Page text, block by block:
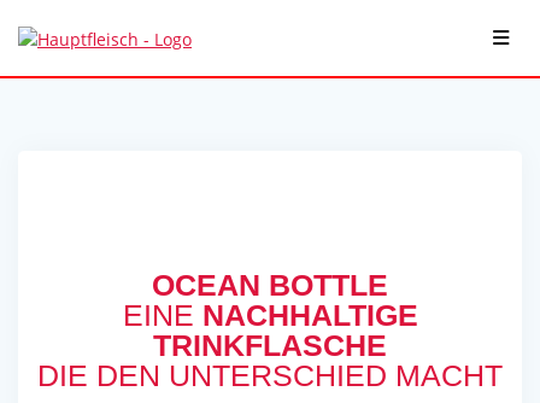
OCEAN BOTTLE
EINE NACHHALTIGE
TRINKFLASCHE
DIE DEN UNTERSCHIED MACHT